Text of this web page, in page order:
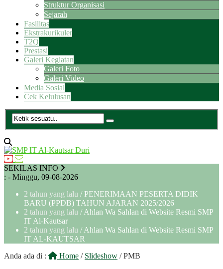
Struktur Organisasi
Sejarah
Fasilitas
Ekstrakurikuler
T2Q
Prestasi
Galeri Kegiatan
Galeri Foto
Galeri Video
Media Sosial
Cek Kelulusan
SEKILAS INFO
: - Minggu, 09-08-2026
2 tahun yang lalu / PENERIMAAN PESERTA DIDIK
BARU (PPDB) TAHUN AJARAN 2025/2026
2 tahun yang lalu / Ahlan Wa Sahlan di Website Resmi SMP
IT Al-Kautsar
2 tahun yang lalu / Ahlan Wa Sahlan di Website Resmi SMP
IT AL-KAUTSAR
Anda ada di :
Home / Slideshow /PMB